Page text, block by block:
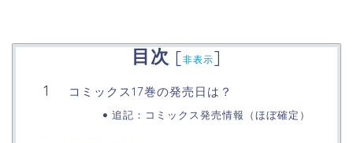
目次 [非表示]
コミックス17巻の発売日は？
追記：コミックス発売情報（ほぼ確定）